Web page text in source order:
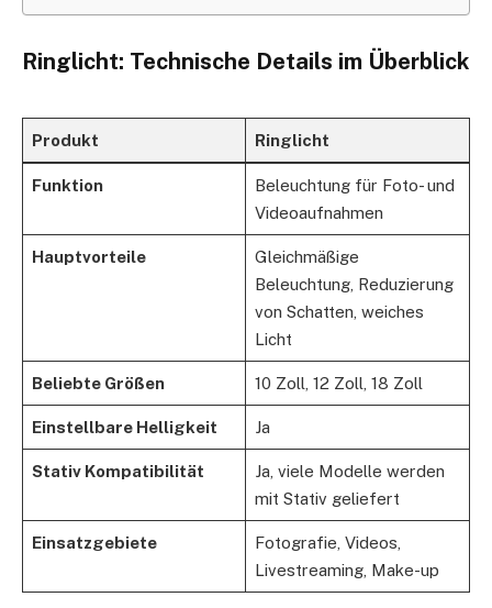
Ringlicht: Technische Details im Überblick
Produkt Ringlicht
Funktion
Beleuchtung für Foto- und
Videoaufnahmen
Hauptvorteile
Gleichmäßige
Beleuchtung, Reduzierung
von Schatten, weiches
Licht
Beliebte Größen 10 Zoll, 12 Zoll, 18 Zoll
Einstellbare Helligkeit Ja
Stativ Kompatibilität
Ja, viele Modelle werden
mit Stativ geliefert
Einsatzgebiete
Fotografie, Videos,
Livestreaming, Make-up